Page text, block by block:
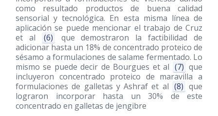
como resultado productos de buena calidad
sensorial y tecnológica. En esta misma línea de
aplicación se puede mencionar el trabajo de Cruz
et al
(6)
que demostraron la factibilidad de
adicionar hasta un 18% de concentrado proteico de
sésamo a formulaciones de salame fermentado. Lo
mismo se puede decir de Bourgues et al (7) que
incluyeron concentrado proteico de maravilla a
formulaciones de galletas y Ashraf et al (8) que
lograron incorporar hasta un 30% de este
concentrado en galletas de jengibre